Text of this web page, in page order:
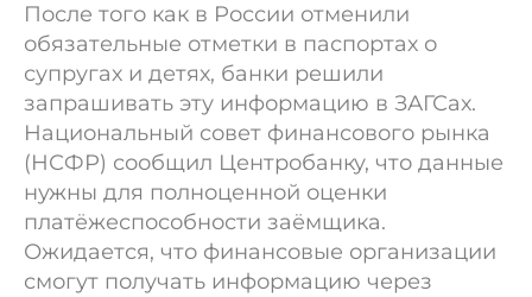
После того как в России отменили
обязательные отметки в паспортах о
супругах и детях, банки решили
запрашивать эту информацию в ЗАГСах.
Национальный совет финансового рынка
(НСФР) сообщил Центробанку, что данные
нужны для полноценной оценки
платёжеспособности заёмщика.
Ожидается, что финансовые организации
смогут получать информацию через